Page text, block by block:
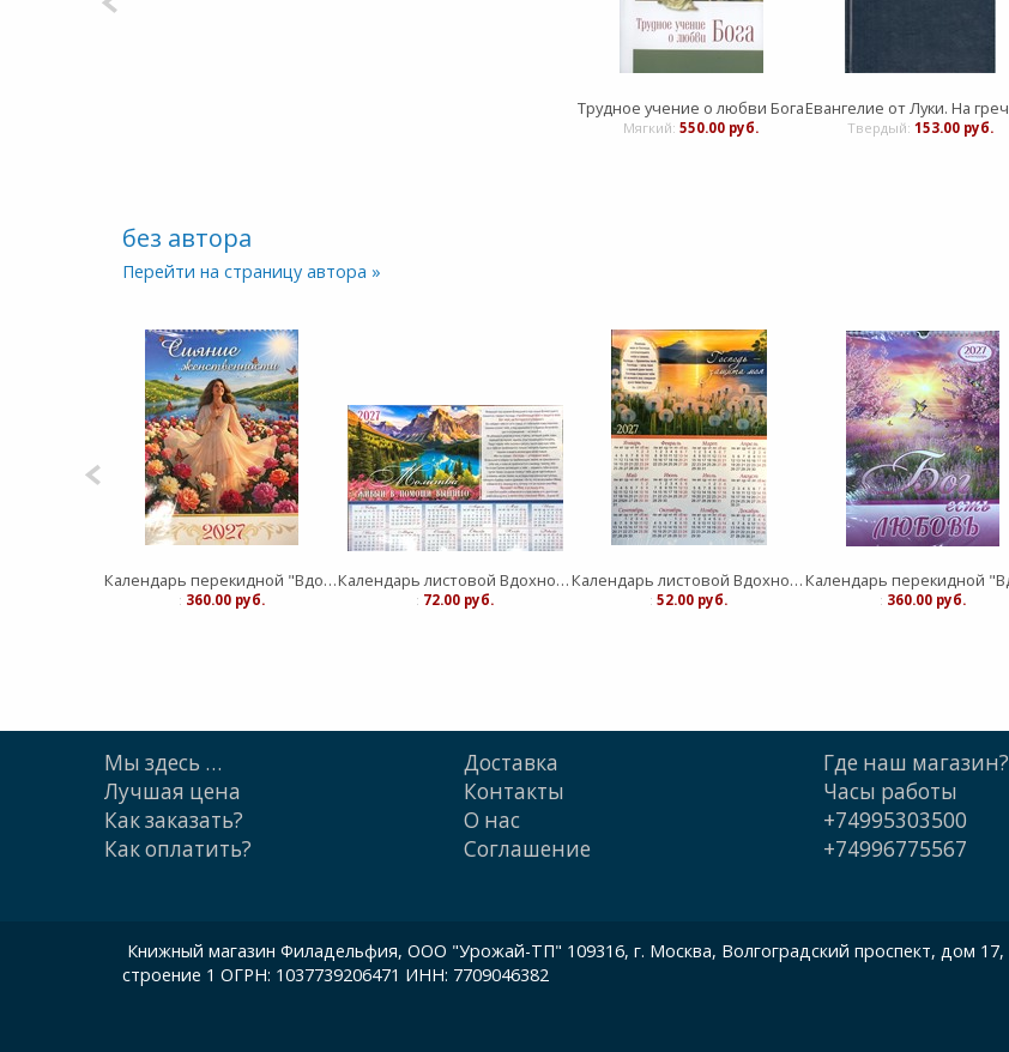
Трудное учение о любви Бога
Мягкий: 550.00 руб. Твердый: 153.00 руб.
без автора
Перейти на страницу автора »
Календарь перекидной "Вдохновение" Сияние Женственности 25Х35
: 360.00 руб.
Календарь листовой Вдохновение "Живый в помощи Вышнего"средний
: 72.00 руб.
Календарь листовой Вдохновение "Господь - защите моя" малый
: 52.00 руб. : 360.00 руб.
Мы здесь …
Лучшая цена
Как заказать?
Как оплатить?
Доставка
Контакты
О нас
Cоглашение
Где наш магазин?
Часы работы
+74995303500
+74996775567
Книжный магазин Филадельфия, ООО "Урожай-ТП" 109316, г. Москва, Волгоградский проспект, дом 17,
строение 1 ОГРН: 1037739206471 ИНН: 7709046382